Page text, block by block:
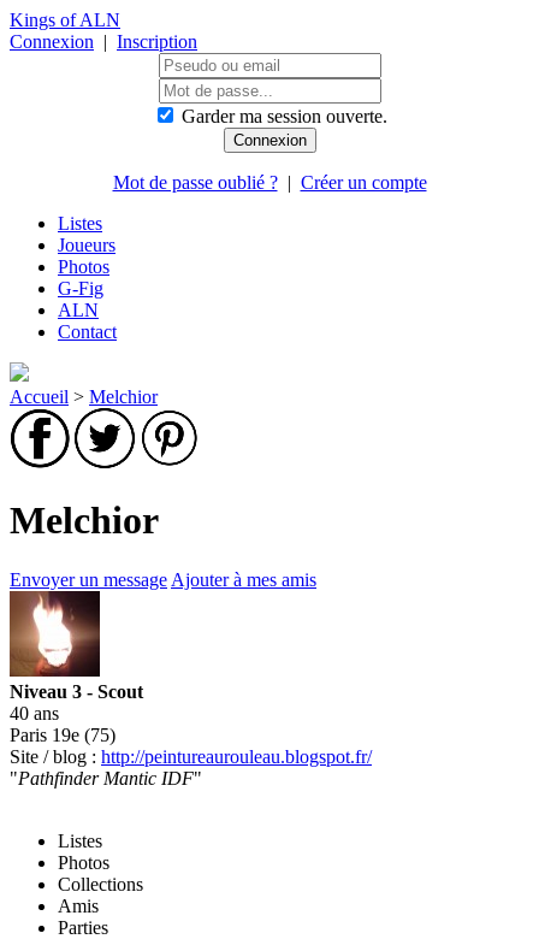
Kings of ALN
Connexion | Inscription
Garder ma session ouverte.
Mot de passe oublié ?| Créer un compte
Listes
Joueurs
Photos
G-Fig
ALN
Contact
Accueil > Melchior
Melchior
Envoyer un message Ajouter à mes amis
Niveau 3 - Scout
40 ans
Paris 19e (75)
Site / blog : http://peintureaurouleau.blogspot.fr/
"Pathfinder Mantic IDF"
Listes
Photos
Collections
Amis
Parties